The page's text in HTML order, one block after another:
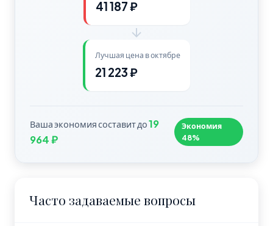
41 187 ₽
Лучшая цена в октябре
21 223 ₽
Ваша экономия составит до19
964 ₽
Экономия
48%
Часто задаваемые вопросы